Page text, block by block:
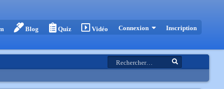
Blog Quiz Vidéo Connexion Inscription